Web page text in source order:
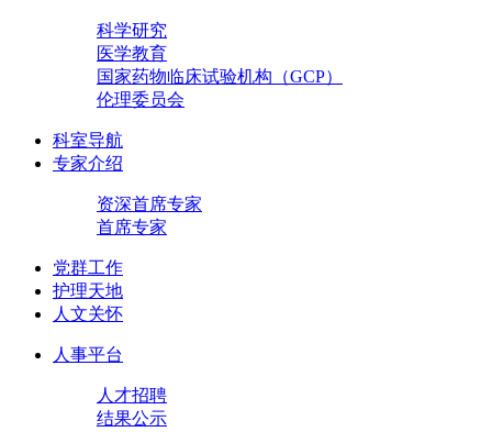
科学研究
医学教育
国家药物临床试验机构（GCP）
伦理委员会
科室导航
专家介绍
资深首席专家
首席专家
党群工作
护理天地
人文关怀
人事平台
人才招聘
结果公示